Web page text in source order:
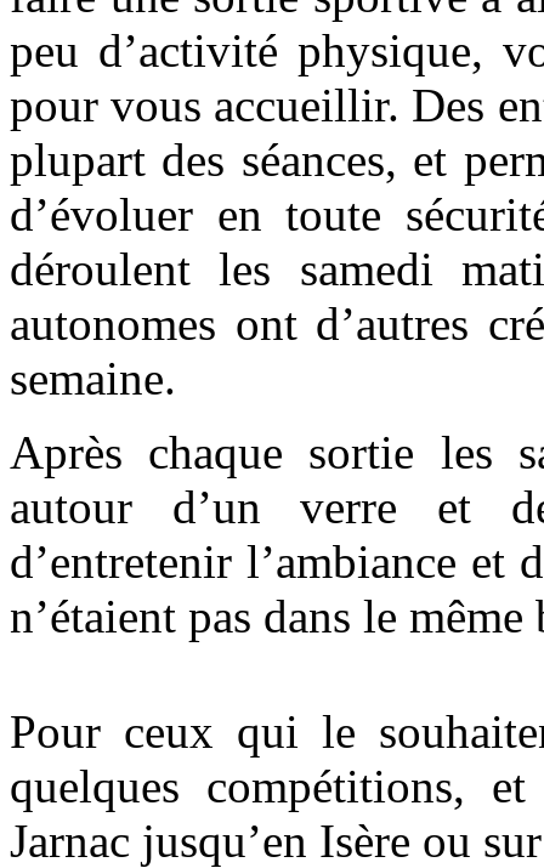
peu d’activité physique,
pour vous accueillir. Des
plupart des séances, et
d’évoluer en toute
déroulent les samedi
autonomes ont d’autres
semaine.
Après chaque sortie les
autour d’un verre et
d’entretenir l’ambiance et
n’étaient pas dans le même
Pour ceux qui le
quelques compétitions,
Jarnac jusqu’en Isère ou